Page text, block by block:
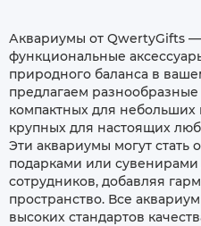
Аквариумы от QwertyGifts —
функциональные
природного баланса в
предлагаем
компактных для
крупных для настоящих
Эти аквариумы могут
подарками или
сотрудников, добавляя
пространство. Все
высоких стандартов